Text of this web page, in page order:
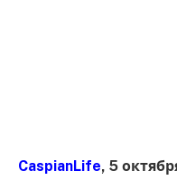
CaspianLife, 5